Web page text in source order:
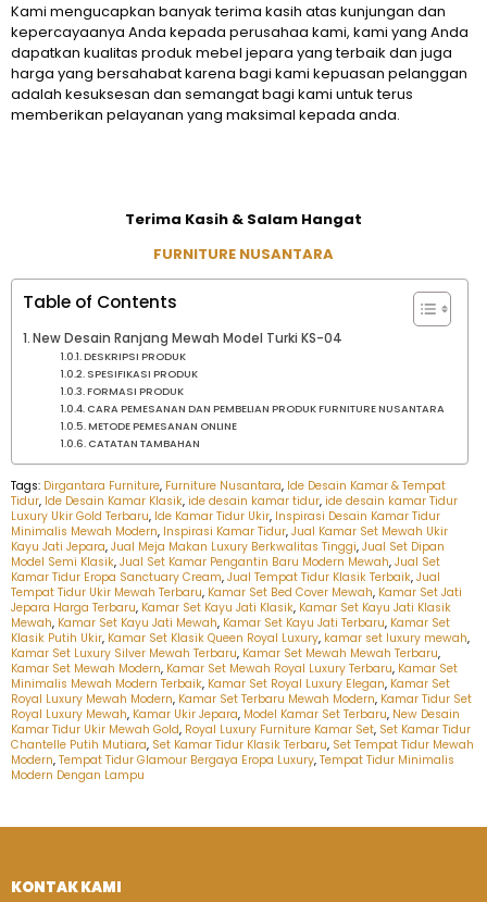
Kami mengucapkan banyak terima kasih atas kunjungan dan
kepercayaanya Anda kepada perusahaa kami, kami yang Anda
dapatkan kualitas produk mebel jepara yang terbaik dan juga
harga yang bersahabat karena bagi kami kepuasan pelanggan
adalah kesuksesan dan semangat bagi kami untuk terus
memberikan pelayanan yang maksimal kepada anda.
Terima Kasih & Salam Hangat
FURNITURE NUSANTARA
Table of Contents
New Desain Ranjang Mewah Model Turki KS-04
DESKRIPSI PRODUK
SPESIFIKASI PRODUK
FORMASI PRODUK
CARA PEMESANAN DAN PEMBELIAN PRODUK FURNITURE NUSANTARA
METODE PEMESANAN ONLINE
CATATAN TAMBAHAN
Tags: Dirgantara Furniture, Furniture Nusantara, Ide Desain Kamar & Tempat
Tidur, Ide Desain Kamar Klasik, ide desain kamar tidur, ide desain kamar Tidur
Luxury Ukir Gold Terbaru, Ide Kamar Tidur Ukir, Inspirasi Desain Kamar Tidur
Minimalis Mewah Modern, Inspirasi Kamar Tidur, Jual Kamar Set Mewah Ukir
Kayu Jati Jepara, Jual Meja Makan Luxury Berkwalitas Tinggi, Jual Set Dipan
Model Semi Klasik, Jual Set Kamar Pengantin Baru Modern Mewah, Jual Set
Kamar Tidur Eropa Sanctuary Cream, Jual Tempat Tidur Klasik Terbaik, Jual
Tempat Tidur Ukir Mewah Terbaru, Kamar Set Bed Cover Mewah, Kamar Set Jati
Jepara Harga Terbaru, Kamar Set Kayu Jati Klasik, Kamar Set Kayu Jati Klasik
Mewah, Kamar Set Kayu Jati Mewah, Kamar Set Kayu Jati Terbaru, Kamar Set
Klasik Putih Ukir, Kamar Set Klasik Queen Royal Luxury, kamar set luxury mewah,
Kamar Set Luxury Silver Mewah Terbaru, Kamar Set Mewah Mewah Terbaru,
Kamar Set Mewah Modern, Kamar Set Mewah Royal Luxury Terbaru, Kamar Set
Minimalis Mewah Modern Terbaik, Kamar Set Royal Luxury Elegan, Kamar Set
Royal Luxury Mewah Modern, Kamar Set Terbaru Mewah Modern, Kamar Tidur Set
Royal Luxury Mewah, Kamar Ukir Jepara, Model Kamar Set Terbaru, New Desain
Kamar Tidur Ukir Mewah Gold, Royal Luxury Furniture Kamar Set, Set Kamar Tidur
Chantelle Putih Mutiara, Set Kamar Tidur Klasik Terbaru, Set Tempat Tidur Mewah
Modern, Tempat Tidur Glamour Bergaya Eropa Luxury, Tempat Tidur Minimalis
Modern Dengan Lampu
KONTAK KAMI